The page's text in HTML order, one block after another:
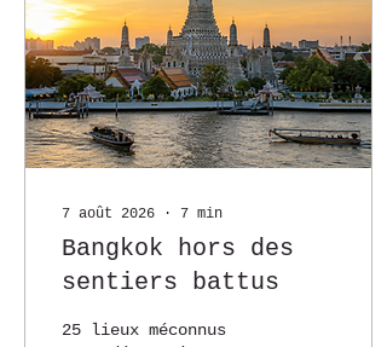
7 août 2026 ∙ 7 min
Bangkok hors des
sentiers battus
25 lieux méconnus